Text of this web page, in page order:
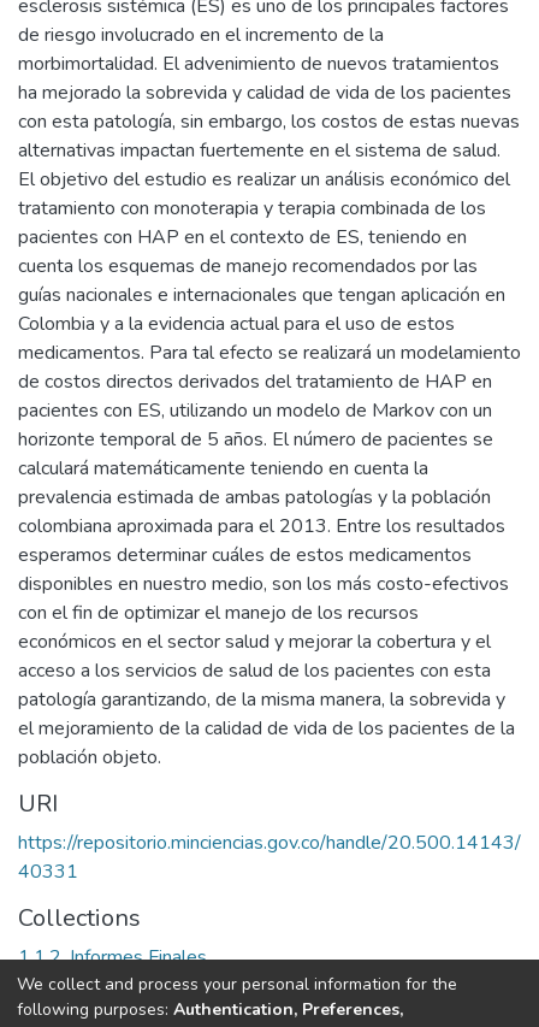
esclerosis sistémica (ES) es uno de los principales factores
de riesgo involucrado en el incremento de la
morbimortalidad. El advenimiento de nuevos tratamientos
ha mejorado la sobrevida y calidad de vida de los pacientes
con esta patología, sin embargo, los costos de estas nuevas
alternativas impactan fuertemente en el sistema de salud.
El objetivo del estudio es realizar un análisis económico del
tratamiento con monoterapia y terapia combinada de los
pacientes con HAP en el contexto de ES, teniendo en
cuenta los esquemas de manejo recomendados por las
guías nacionales e internacionales que tengan aplicación en
Colombia y a la evidencia actual para el uso de estos
medicamentos. Para tal efecto se realizará un modelamiento
de costos directos derivados del tratamiento de HAP en
pacientes con ES, utilizando un modelo de Markov con un
horizonte temporal de 5 años. El número de pacientes se
calculará matemáticamente teniendo en cuenta la
prevalencia estimada de ambas patologías y la población
colombiana aproximada para el 2013. Entre los resultados
esperamos determinar cuáles de estos medicamentos
disponibles en nuestro medio, son los más costo-efectivos
con el fin de optimizar el manejo de los recursos
económicos en el sector salud y mejorar la cobertura y el
acceso a los servicios de salud de los pacientes con esta
patología garantizando, de la misma manera, la sobrevida y
el mejoramiento de la calidad de vida de los pacientes de la
población objeto.
URI
https://repositorio.minciencias.gov.co/handle/20.500.14143/
40331
Collections
1.1.2. Informes Finales
Full item page
We collect and process your personal information for the
following purposes: Authentication, Preferences,